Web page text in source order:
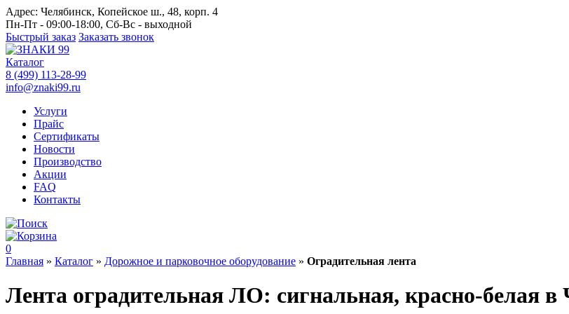
Адрес: Челябинск, Копейское ш., 48, корп. 4
Пн-Пт - 09:00-18:00, Сб-Вс - выходной
Быстрый заказ Заказать звонок
Каталог
8 (499) 113-28-99
info@znaki99.ru
Услуги
Прайс
Сертификаты
Новости
Производство
Акции
FAQ
Контакты
0
Главная » Каталог » Дорожное и парковочное оборудование » Оградительная лента
Лента оградительная ЛО: сигнальная, красно-белая в